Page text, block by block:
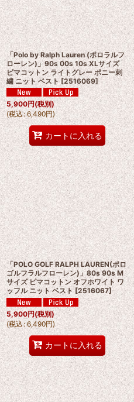
「Polo by Ralph Lauren (ポロラルフ
ローレン)」90s 00s 10s XLサイズ
ピマコットン ライトグレー ポニー刺
繍 ニット ベスト [2516069]
5,900円(税別)
(税込: 6,490円)
カートに入れる
「POLO GOLF RALPH LAUREN(ポロ
ゴルフラルフローレン)」80s 90s M
サイズ ピマコットン オフホワイト ワ
ッフル ニット ベスト [2516067]
5,900円(税別)
(税込: 6,490円)
カートに入れる